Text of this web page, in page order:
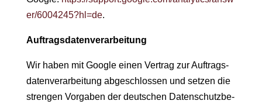
er/6004245?hl=de.
Auf­trags­daten­ver­ar­beitung
Wir haben mit Google einen Ver­trag zur Auf­trags­
daten­ver­ar­beitung abgeschlossen und set­zen die
stren­gen Vor­gaben der deutschen Daten­schutzbe­